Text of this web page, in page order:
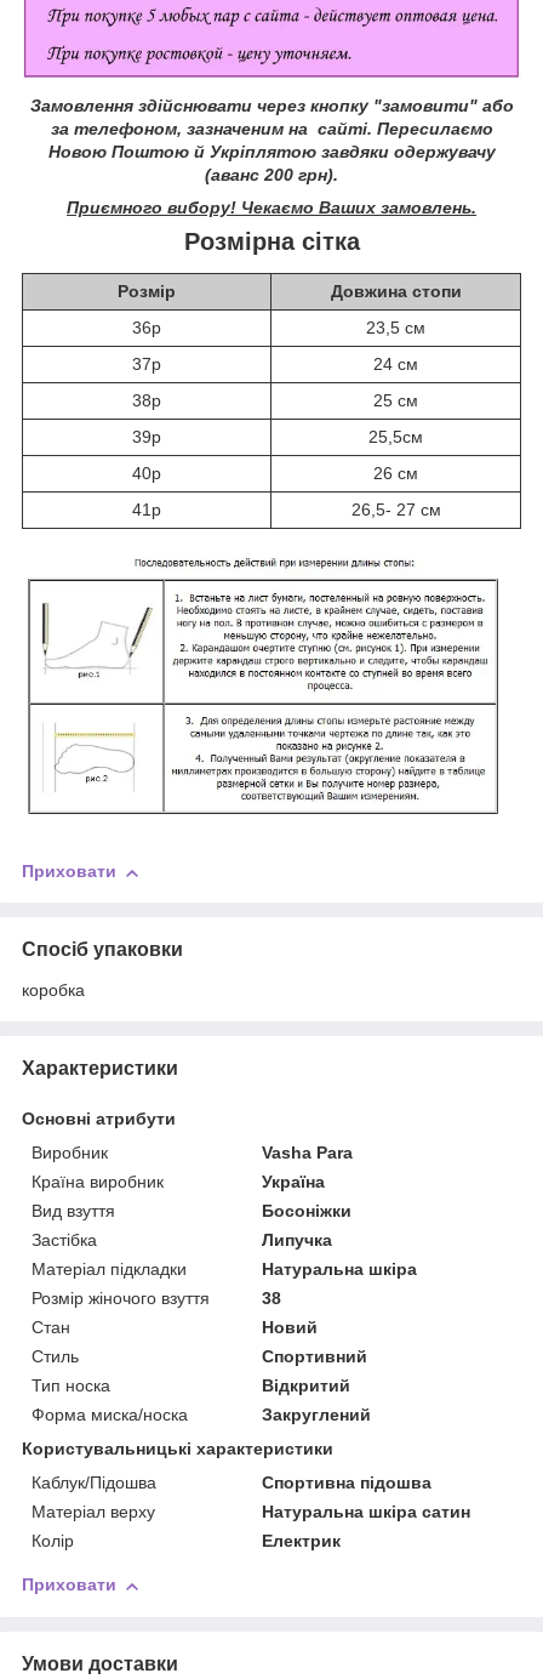
Замовлення здійснювати через кнопку "замовити" або
за телефоном, зазначеним на сайті. Пересилаємо
Новою Поштою й Укріплятою завдяки одержувачу
(аванс 200 грн).
Приємного вибору! Чекаємо Ваших замовлень.
Розмірна сітка
Розмір
Довжина стопи
36р
23,5 см
37р
24 см
38р
25 см
39р
25,5см
40р
26 см
41р
26,5- 27 см
Приховати
Спосіб упаковки
коробка
Характеристики
Основні атрибути
Виробник
Vasha Para
Країна виробник
Україна
Вид взуття
Босоніжки
Застібка
Липучка
Матеріал підкладки
Натуральна шкіра
Розмір жіночого взуття
38
Стан
Новий
Стиль
Спортивний
Тип носка
Відкритий
Форма миска/носка
Закруглений
Користувальницькі характеристики
Каблук/Підошва
Спортивна підошва
Матеріал верху
Натуральна шкіра сатин
Колір
Електрик
Приховати
Умови доставки